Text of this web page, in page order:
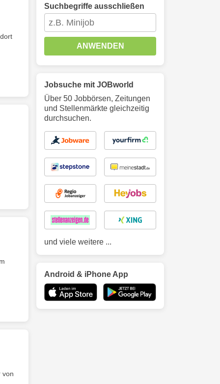
von
Suchbegriffe ausschließen
ANWENDEN
Jobsuche mit JOBworld
Über 50 Jobbörsen, Zeitungen
und Stellenmärkte gleichzeitig
durchsuchen.
und viele weitere ...
Android & iPhone App